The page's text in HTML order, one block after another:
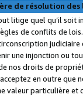
de résolution
litige quel qu’il soit
de conflits de
une injonction ou
nos droits de
en outre que
valeur particulière